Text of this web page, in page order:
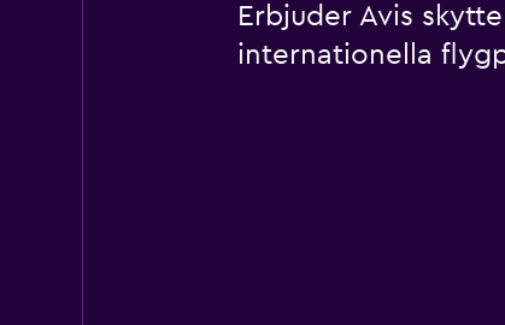
Erbjuder Avis
internationella